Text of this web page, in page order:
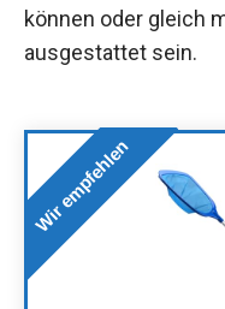
können oder gleich
ausgestattet sein.
Wir empfehlen